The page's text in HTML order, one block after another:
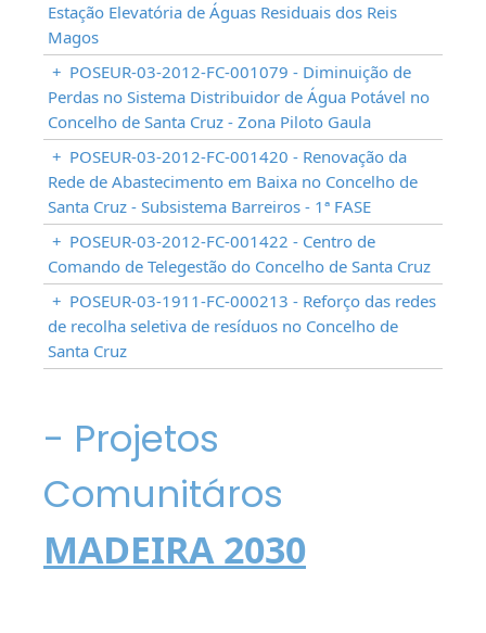
Estação Elevatória de Águas Residuais dos Reis
Magos
+ POSEUR-03-2012-FC-001079 - Diminuição de
Perdas no Sistema Distribuidor de Água Potável no
Concelho de Santa Cruz - Zona Piloto Gaula
+ POSEUR-03-2012-FC-001420 - Renovação da
Rede de Abastecimento em Baixa no Concelho de
Santa Cruz - Subsistema Barreiros - 1ª FASE
+ POSEUR-03-2012-FC-001422 - Centro de
Comando de Telegestão do Concelho de Santa Cruz
+ POSEUR-03-1911-FC-000213 - Reforço das redes
de recolha seletiva de resíduos no Concelho de
Santa Cruz
- Projetos
Comunitáros
MADEIRA 2030